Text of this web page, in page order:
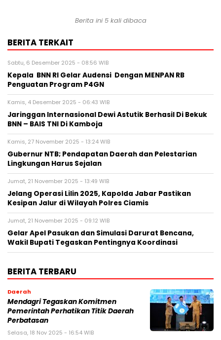
Berita ini 5 kali dibaca
BERITA TERKAIT
Sabtu, 6 Desember 2025 - 08:56 WIB
Kepala BNN RI Gelar Audensi Dengan MENPAN RB
Penguatan Program P4GN
Kamis, 4 Desember 2025 - 06:43 WIB
Jaringgan Internasional Dewi Astutik Berhasil Di Bekuk
BNN – BAIS TNI Di Kamboja
Kamis, 27 November 2025 - 13:24 WIB
Gubernur NTB; Pendapatan Daerah dan Pelestarian
Lingkungan Harus Sejalan
Jumat, 21 November 2025 - 13:49 WIB
Jelang Operasi Lilin 2025, Kapolda Jabar Pastikan
Kesipan Jalur di Wilayah Polres Ciamis
Jumat, 21 November 2025 - 09:12 WIB
Gelar Apel Pasukan dan Simulasi Darurat Bencana,
Wakil Bupati Tegaskan Pentingnya Koordinasi
BERITA TERBARU
Daerah
Mendagri Tegaskan Komitmen
Pemerintah Perhatikan Titik Daerah
Perbatasan
Selasa, 18 Nov 2025 - 16:54 WIB